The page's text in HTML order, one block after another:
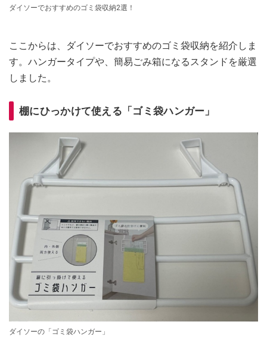
ダイソーでおすすめのゴミ袋収納2選！
ここからは、ダイソーでおすすめのゴミ袋収納を紹介しま
す。ハンガータイプや、簡易ごみ箱になるスタンドを厳選
しました。
棚にひっかけて使える「ゴミ袋ハンガー」
ダイソーの「ゴミ袋ハンガー」